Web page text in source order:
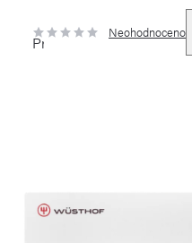
Průměrné
hodnocení
Neohodnoceno